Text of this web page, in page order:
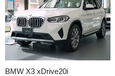
BMW X3 xDrive20i